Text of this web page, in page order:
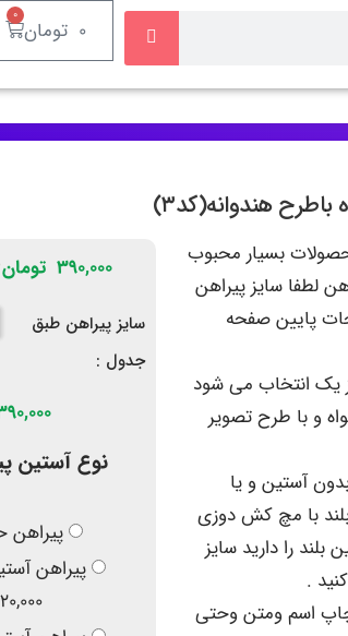
۰ تومان ۰
هندوانه(کد۳)
بسیار محبوب
لطفا سایز پیراهن
پایین صفحه
انتخاب می شود
و با طرح تصویر
آستین و یا
با مچ کش دوزی
را دارید سایز
.
چاپ اسم ومتن وحتی
۳۹۰,۰۰۰ تومان
سایز پیراهن طبق
جدول :
نوع آستین
پیراهن
پیراهن
۲۰,۰۰۰ تومان